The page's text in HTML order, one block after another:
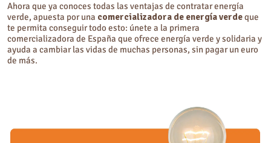
Ahora que ya conoces todas las ventajas de contratar energía
verde, apuesta por una comercializadora de energía verdeque
te permita conseguir todo esto: únete a la primera
comercializadora de España que ofrece energía verde y solidaria y
ayuda a cambiar las vidas de muchas personas, sin pagar un euro
de más.